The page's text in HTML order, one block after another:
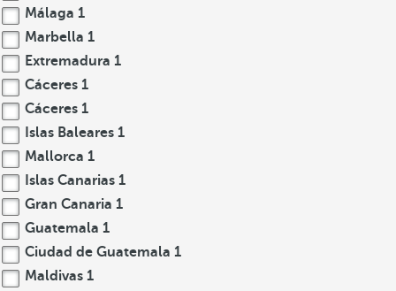
Málaga 1
Marbella 1
Extremadura 1
Cáceres 1
Cáceres 1
Islas Baleares 1
Mallorca 1
Islas Canarias 1
Gran Canaria 1
Guatemala 1
Ciudad de Guatemala 1
Maldivas 1